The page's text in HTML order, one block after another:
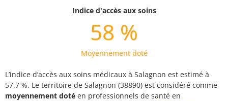
Indice d'accès aux soins
58 %
Moyennement doté
L’indice d’accès aux soins médicaux à Salagnon est estimé à
57.7 %. Le territoire de Salagnon (38890) est considéré comme
moyennement doté en professionnels de santé en